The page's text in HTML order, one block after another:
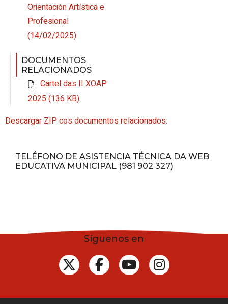
Orientación Artística e
Profesional
(14/02/2025)
DOCUMENTOS
RELACIONADOS
Cartel das II XOAP
2025 (136 KB)
Descargar ZIP cos documentos relacionados.
TELÉFONO DE ASISTENCIA TÉCNICA DA WEB
EDUCATIVA MUNICIPAL (981 902 327)
Síguenos en